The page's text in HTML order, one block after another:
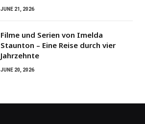
JUNE 21, 2026
Filme und Serien von Imelda
Staunton – Eine Reise durch vier
Jahrzehnte
JUNE 20, 2026